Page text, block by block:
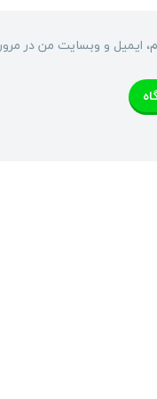
ایمیل و وبسایت من در